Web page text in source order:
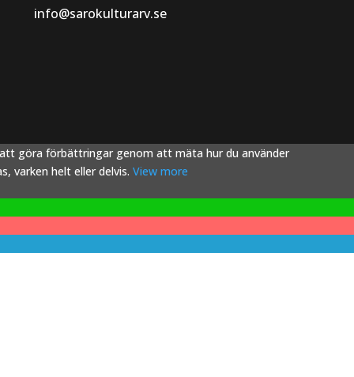
info@sarokulturarv.se
att göra förbättringar genom att mäta hur du använder
varken helt eller delvis. View more